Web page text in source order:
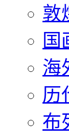
敦
国
海
历
布